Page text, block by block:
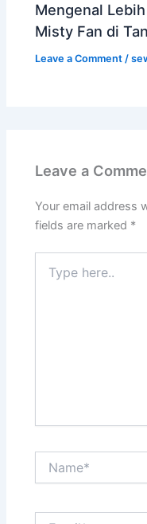
Mengenal
Misty Fan di
Leave a Comment /
Leave a
Your email address
fields are marked *
here..